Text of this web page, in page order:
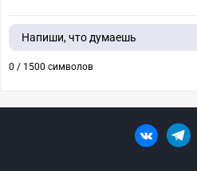
Напиши, что думаешь
0 / 1500 символов